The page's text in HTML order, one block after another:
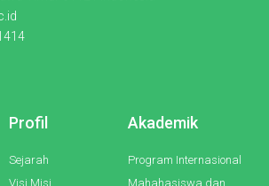
Profil
Sejarah
Visi Misi
Akademik
Program Internasional
Mahahasiswa dan